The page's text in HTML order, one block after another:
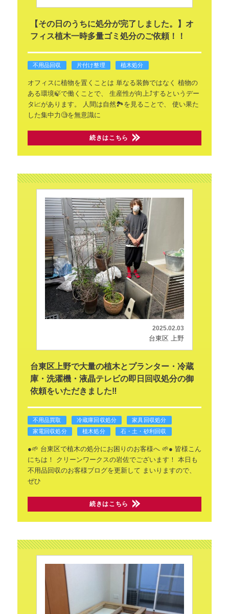
【その日のうちに処分が完了しました。】オ
フィス植木一時多量ゴミ処分のご依頼！！
不用品回収 片付け整理 植木処分
オフィスに植物を置くことは 単なる装飾ではなく 植物の
ある環境🍃で働くことで、
生産性が向上⤴するというデー
タ📈があります。
人間は自然🏞を見ることで、
使い果た
した集中力🧐を無意識に
続きはこちら
2025.02.03
台東区 上野
台東区上野で大量の植木とプランター・冷蔵
庫・洗濯機・液晶テレビの即日回収処分の御
依頼をいただきました‼️
不用品買取 冷蔵庫回収処分
家具回収処分
家電回収処分
植木処分 石・土・砂利回収
●🌱 台東区で植木の処分にお困りのお客様へ 🌱● 皆様こん
にちは！ クリーンワークスの岩佐でございます！ 本日も
不用品回収のお客様ブログを更新して まいりますので、
ぜひ
続きはこちら